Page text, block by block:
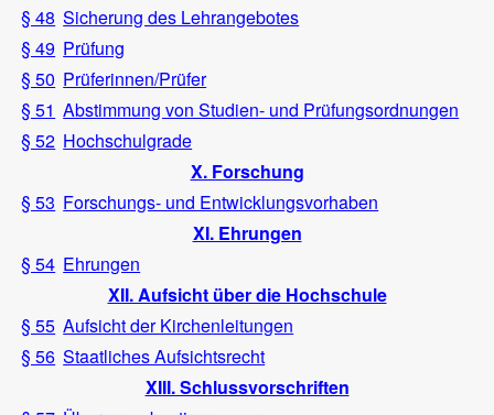
§ 48 Sicherung des Lehrangebotes
§ 49 Prüfung
§ 50 Prüferinnen/Prüfer
§ 51 Abstimmung von Studien- und Prüfungsordnungen
§ 52 Hochschulgrade
X. Forschung
§ 53 Forschungs- und Entwicklungsvorhaben
XI. Ehrungen
§ 54 Ehrungen
XII. Aufsicht über die Hochschule
§ 55 Aufsicht der Kirchenleitungen
§ 56 Staatliches Aufsichtsrecht
XIII. Schlussvorschriften